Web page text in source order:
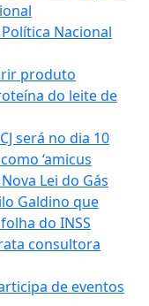
Nacional
produto
do leite de
será no dia 10
‘amicus
Lei do Gás
Galdino que
do INSS
consultora
de eventos